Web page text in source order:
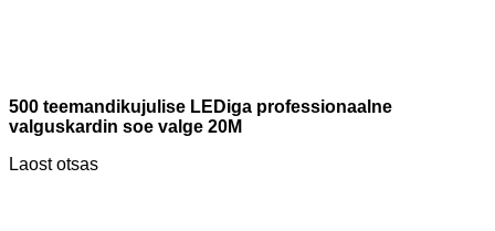
500 teemandikujulise LEDiga professionaalne
valguskardin soe valge 20M
Laost otsas